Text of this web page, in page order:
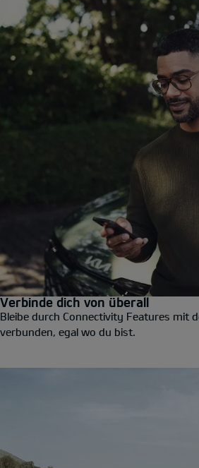
Verbinde dich von überall
Bleibe durch Connectivity Features mit
verbunden, egal wo du bist.